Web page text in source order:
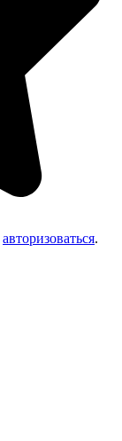
авторизоваться.